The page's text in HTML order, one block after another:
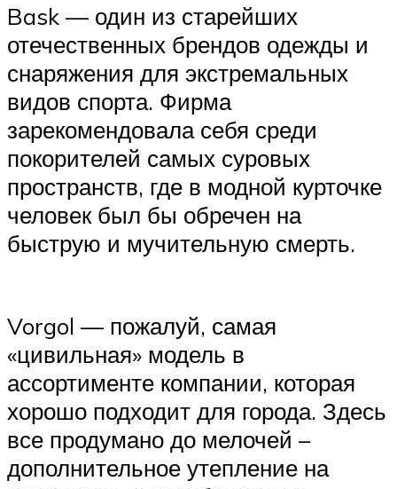
Bask — один из старейших
отечественных брендов одежды и
снаряжения для экстремальных
видов спорта. Фирма
зарекомендовала себя среди
покорителей самых суровых
пространств, где в модной курточке
человек был бы обречен на
быструю и мучительную смерть.
Vorgol — пожалуй, самая
«цивильная» модель в
ассортименте компании, которая
хорошо подходит для города. Здесь
все продумано до мелочей –
дополнительное утепление на